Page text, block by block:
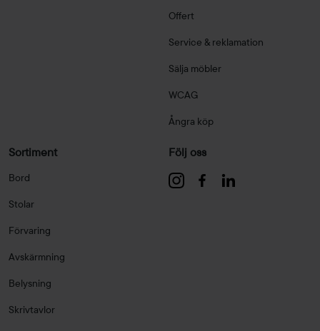
Offert
Service & reklamation
Sälja möbler
WCAG
Ångra köp
Sortiment
Bord
Stolar
Förvaring
Avskärmning
Belysning
Skrivtavlor
Följ oss